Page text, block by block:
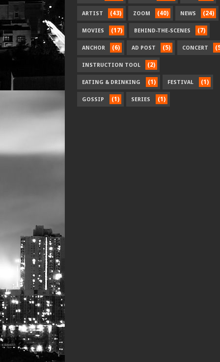
ARTIST (43) ZOOM (40) NEWS (24)
MOVIES (17) BEHIND-THE-SCENES (7)
ANCHOR (6) AD POST (5) CONCERT
INSTRUCTION TOOL (2)
EATING & DRINKING (1) FESTIVAL (1)
GOSSIP (1) SERIES (1)